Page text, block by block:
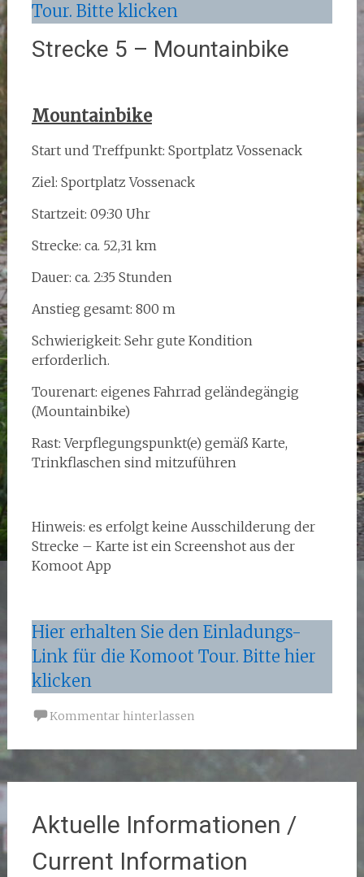
Tour. Bitte klicken
Strecke 5 – Mountainbike
Mountainbike
Start und Treffpunkt: Sportplatz Vossenack
Ziel: Sportplatz Vossenack
Startzeit: 09:30 Uhr
Strecke: ca. 52,31 km
Dauer: ca. 2:35 Stunden
Anstieg gesamt: 800 m
Schwierigkeit: Sehr gute Kondition
erforderlich.
Tourenart: eigenes Fahrrad geländegängig
(Mountainbike)
Rast: Verpflegungspunkt(e) gemäß Karte,
Trinkflaschen sind mitzuführen
Hinweis: es erfolgt keine Ausschilderung der
Strecke – Karte ist ein Screenshot aus der
Komoot App
Hier erhalten Sie den Einladungs-
Link für die Komoot Tour. Bitte hier
klicken
Kommentar hinterlassen
Aktuelle Informationen /
Current Information